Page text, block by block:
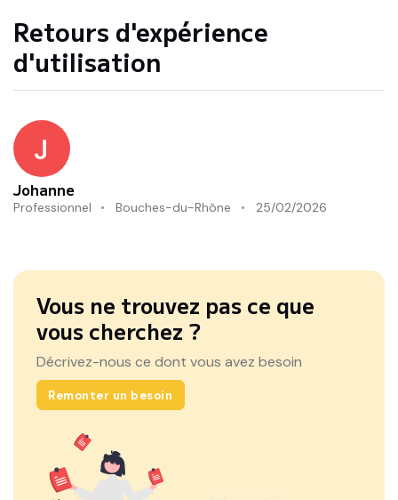
Retours d'expérience
d'utilisation
J
Johanne
Professionnel Bouches-du-Rhône 25/02/2026
Vous ne trouvez pas ce que
vous cherchez ?
Décrivez-nous ce dont vous avez besoin
Remonter un besoin